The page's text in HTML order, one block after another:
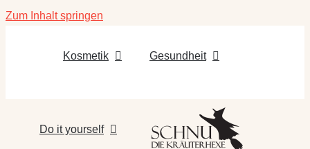
Zum Inhalt springen
Kosmetik Gesundheit
Do it yourself